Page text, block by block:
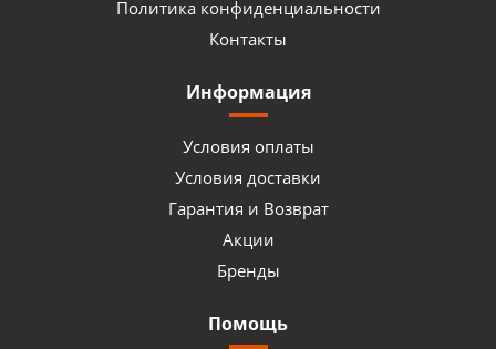
Политика конфиденциальности
Контакты
Информация
Условия оплаты
Условия доставки
Гарантия и Возврат
Акции
Бренды
Помощь